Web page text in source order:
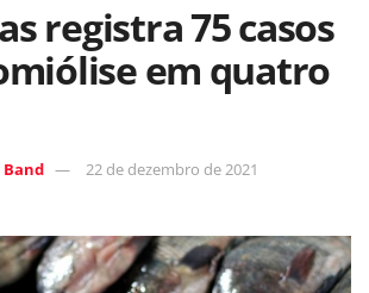
registra 75 casos
em quatro
Band
22 de dezembro de 2021